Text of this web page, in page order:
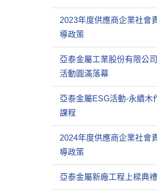
2023年度供應商企業社會
導政策
亞泰金屬工業股份有限公
活動圓滿落幕
亞泰金屬ESG活動-永續木
課程
2024年度供應商企業社會
導政策
亞泰金屬新廠工程上樑典禮